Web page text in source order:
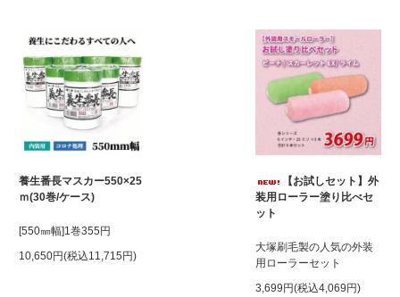
養生番長マスカー550×25
ｍ(30巻/ケース)
[550㎜幅]1巻355円
10,650円(税込11,715円)
【お試しセット】外
装用ローラー塗り比べセ
ット
大塚刷毛製の人気の外装
用ローラーセット
3,699円(税込4,069円)